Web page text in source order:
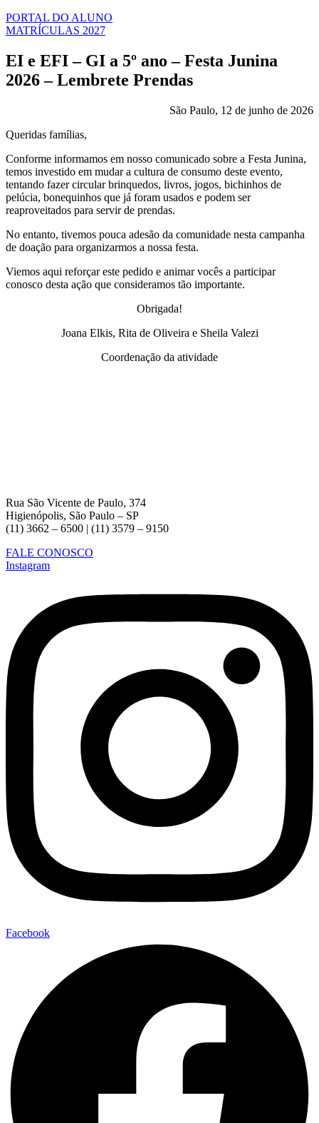
PORTAL DO ALUNO
MATRÍCULAS 2027
EI e EFI – GI a 5º ano – Festa Junina
2026 – Lembrete Prendas
São Paulo, 12 de junho de 2026
Queridas famílias,
Conforme informamos em nosso comunicado sobre a Festa Junina,
temos investido em mudar a cultura de consumo deste evento,
tentando fazer circular brinquedos, livros, jogos, bichinhos de
pelúcia, bonequinhos que já foram usados e podem ser
reaproveitados para servir de prendas.
No entanto, tivemos pouca adesão da comunidade nesta campanha
de doação para organizarmos a nossa festa.
Viemos aqui reforçar este pedido e animar vocês a participar
conosco desta ação que consideramos tão importante.
Obrigada!
Joana Elkis, Rita de Oliveira e Sheila Valezi
Coordenação da atividade
Rua São Vicente de Paulo, 374
Higienópolis, São Paulo – SP
(11) 3662 – 6500 | (11) 3579 – 9150
FALE CONOSCO
Instagram
Facebook